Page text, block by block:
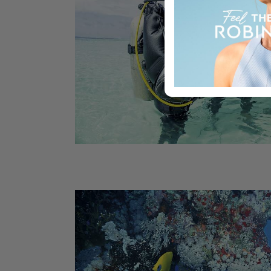
Vakantieduiken
2 à 3 privésessies inclusief
Reddingsduiken
Leiding geven bij ongevallen,
Enkelvoudige duiksessies
Volledige duik inclusief boottocht.
Pakket van zes duiken